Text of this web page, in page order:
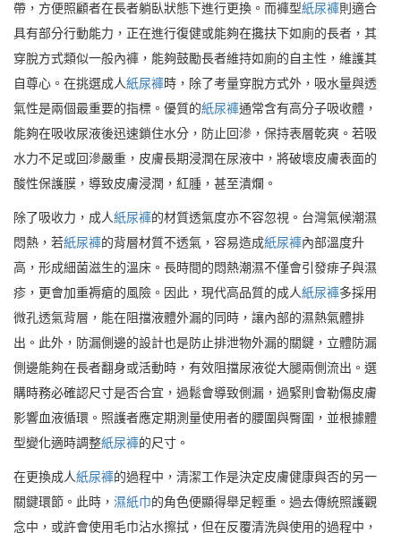
帶，方便照顧者在長者躺臥狀態下進行更換。而褲型紙尿褲則適合
具有部分行動能力，正在進行復健或能夠在攙扶下如廁的長者，其
穿脫方式類似一般內褲，能夠鼓勵長者維持如廁的自主性，維護其
自尊心。在挑選成人紙尿褲時，除了考量穿脫方式外，吸水量與透
氣性是兩個最重要的指標。優質的紙尿褲通常含有高分子吸收體，
能夠在吸收尿液後迅速鎖住水分，防止回滲，保持表層乾爽。若吸
水力不足或回滲嚴重，皮膚長期浸潤在尿液中，將破壞皮膚表面的
酸性保護膜，導致皮膚浸潤，紅腫，甚至潰爛。
除了吸收力，成人紙尿褲的材質透氣度亦不容忽視。台灣氣候潮濕
悶熱，若紙尿褲的背層材質不透氣，容易造成紙尿褲內部溫度升
高，形成細菌滋生的溫床。長時間的悶熱潮濕不僅會引發痱子與濕
疹，更會加重褥瘡的風險。因此，現代高品質的成人紙尿褲多採用
微孔透氣背層，能在阻擋液體外漏的同時，讓內部的濕熱氣體排
出。此外，防漏側邊的設計也是防止排泄物外漏的關鍵，立體防漏
側邊能夠在長者翻身或活動時，有效阻擋尿液從大腿兩側流出。選
購時務必確認尺寸是否合宜，過鬆會導致側漏，過緊則會勒傷皮膚
影響血液循環。照護者應定期測量使用者的腰圍與臀圍，並根據體
型變化適時調整紙尿褲的尺寸。
在更換成人紙尿褲的過程中，清潔工作是決定皮膚健康與否的另一
關鍵環節。此時， 濕紙巾的角色便顯得舉足輕重。過去傳統照護觀
念中，或許會使用毛巾沾水擦拭，但在反覆清洗與使用的過程中，